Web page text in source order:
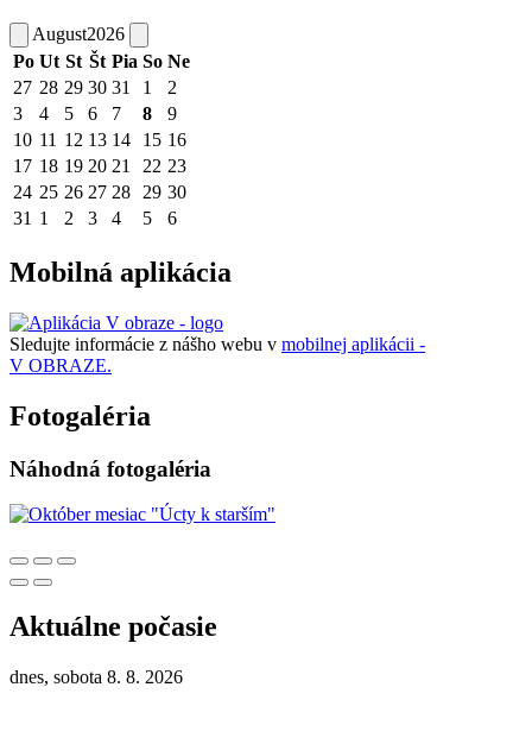
August2026
Po Ut St Št Pia So Ne
27 28 29 30 31 1
2
3
4 5 6 7 8
9
10 11 12 13 14 15 16
17 18 19 20 21 22 23
24 25 26 27 28 29 30
31 1 2 3 4 5 6
Mobilná aplikácia
Sledujte informácie z nášho webu v mobilnej aplikácii -
V OBRAZE.
Fotogaléria
Náhodná fotogaléria
Aktuálne počasie
dnes, sobota 8. 8. 2026